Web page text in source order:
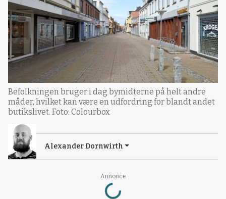
Annonce
Loading...
Befolkningen bruger i dag bymidterne på helt andre
måder, hvilket kan være en udfordring for blandt andet
butikslivet. Foto: Colourbox
Alexander Dornwirth